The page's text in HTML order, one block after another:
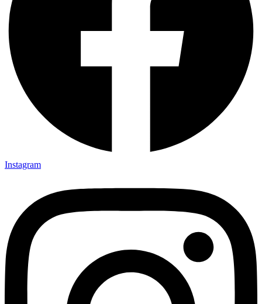
Instagram